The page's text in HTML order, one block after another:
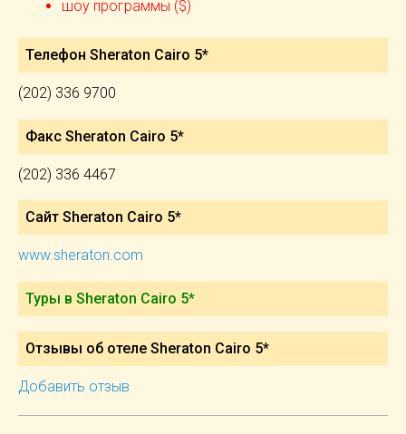
шоу программы ($)
Телефон Sheraton Cairo 5*
(202) 336 9700
Факс Sheraton Cairo 5*
(202) 336 4467
Сайт Sheraton Cairo 5*
www.sheraton.com
Туры в Sheraton Cairo 5*
Отзывы об отеле Sheraton Cairo 5*
Добавить отзыв